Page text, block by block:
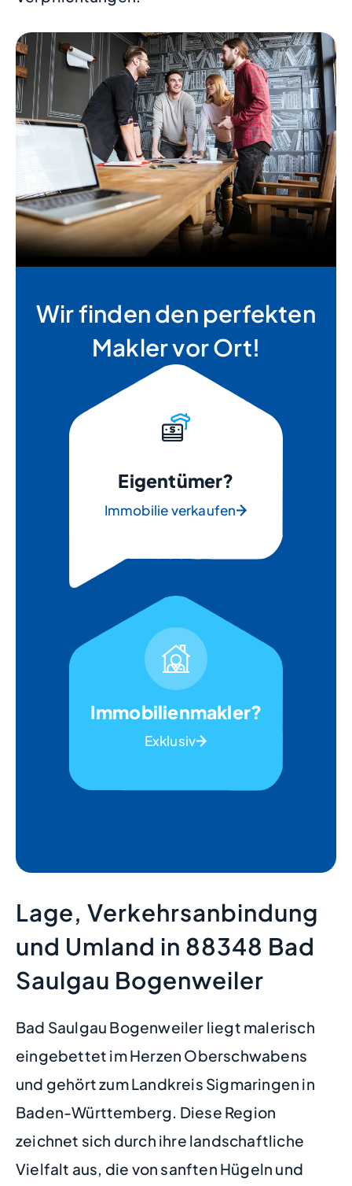
Wir finden den perfekten
Makler vor Ort!
Eigentümer?
Immobilie verkaufen
Immobilienmakler?
Exklusiv
Lage, Verkehrsanbindung
und Umland in 88348 Bad
Saulgau Bogenweiler
Bad Saulgau Bogenweiler liegt malerisch
eingebettet im Herzen Oberschwabens
und gehört zum Landkreis Sigmaringen in
Baden-Württemberg. Diese Region
zeichnet sich durch ihre landschaftliche
Vielfalt aus, die von sanften Hügeln und